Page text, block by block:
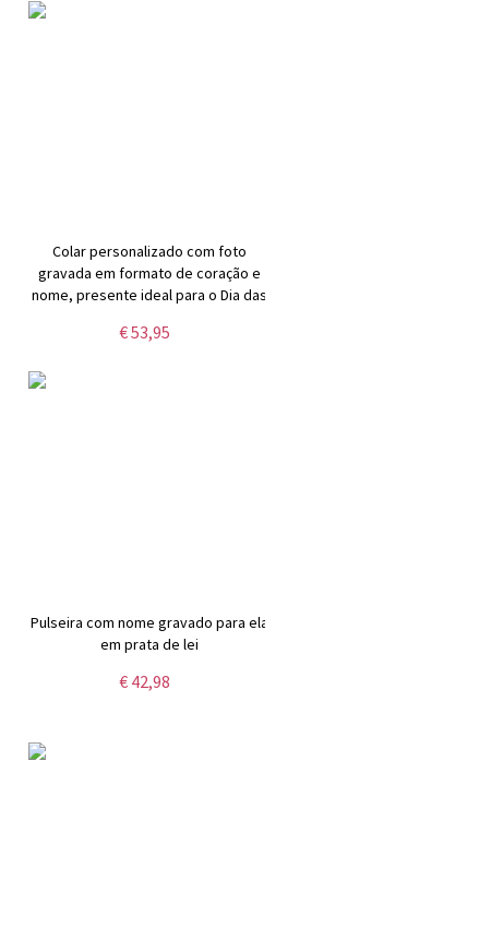
Colar personalizado com foto
gravada em formato de coração e
nome, presente ideal para o Dia das
ocasiões especiais para ela, família
€ 53,95
Pulseira com nome gravado para ela
em prata de lei
€ 42,98